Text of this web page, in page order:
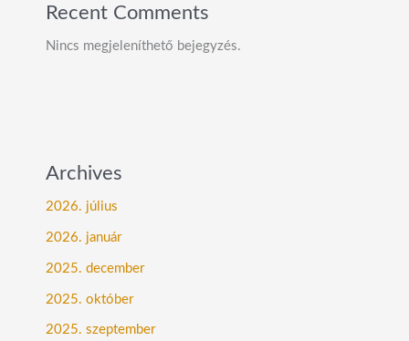
Recent Comments
Nincs megjeleníthető bejegyzés.
Archives
2026. július
2026. január
2025. december
2025. október
2025. szeptember